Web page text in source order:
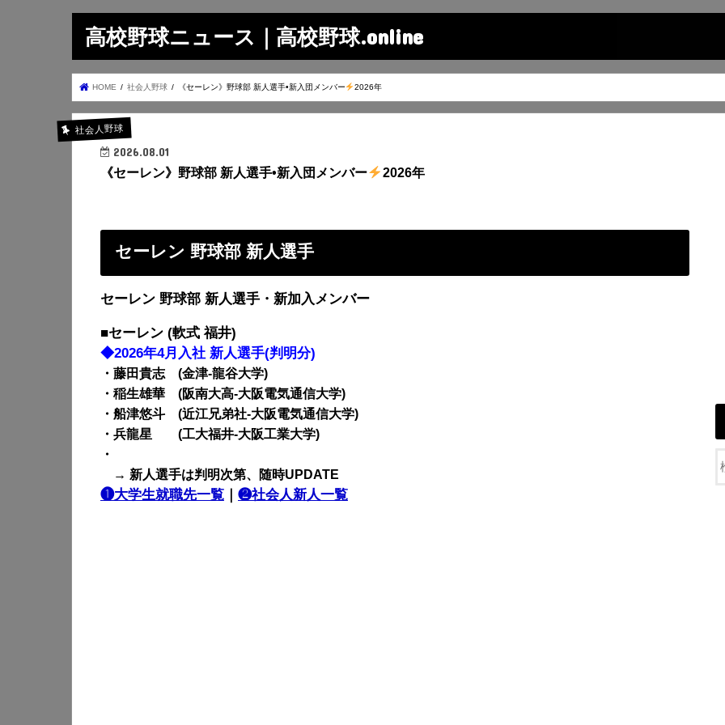
高校野球ニュース｜高校野球.online
HOME 社会人野球 《セーレン》野球部 新人選手•新入団メンバー 2026年
社会人野球
2026.08.01
《セーレン》野球部 新人選手•新入団メンバー 2026年
セーレン 野球部 新人選手
セーレン 野球部 新人選手・新加入メンバー
■セーレン (軟式 福井)
◆2026年4月入社 新人選手(判明分)
・藤田貴志 (金津-龍谷大学)
・稲生雄華 (阪南大高-大阪電気通信大学)
・船津悠斗 (近江兄弟社-大阪電気通信大学)
・兵龍星 (工大福井-大阪工業大学)
・
→ 新人選手は判明次第、随時UPDATE
❶大学生就職先一覧 ｜ ❷社会人新人一覧